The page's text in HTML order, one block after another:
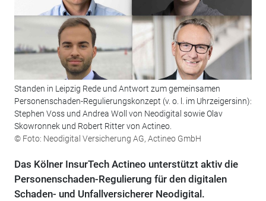
Standen in Leipzig Rede und Antwort zum gemeinsamen
Personenschaden-Regulierungskonzept (v. o. l. im Uhrzeigersinn):
Stephen Voss und Andrea Woll von Neodigital sowie Olav
Skowronnek und Robert Ritter von Actineo.
© Foto: Neodigital Versicherung AG, Actineo GmbH
Das Kölner InsurTech Actineo unterstützt aktiv die
Personenschaden-Regulierung für den digitalen
Schaden- und Unfallversicherer Neodigital.